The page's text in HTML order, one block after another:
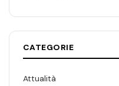
CATEGORIE
Attualità